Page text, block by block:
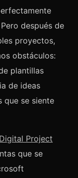
después de
proyectos,
obstáculos:
plantillas
de ideas
que se siente
Project
que se